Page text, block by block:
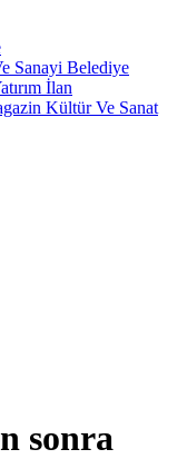
Sanayi Belediye
İlan
Kültür Ve Sanat
sonra